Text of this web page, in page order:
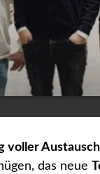
voller
das neue